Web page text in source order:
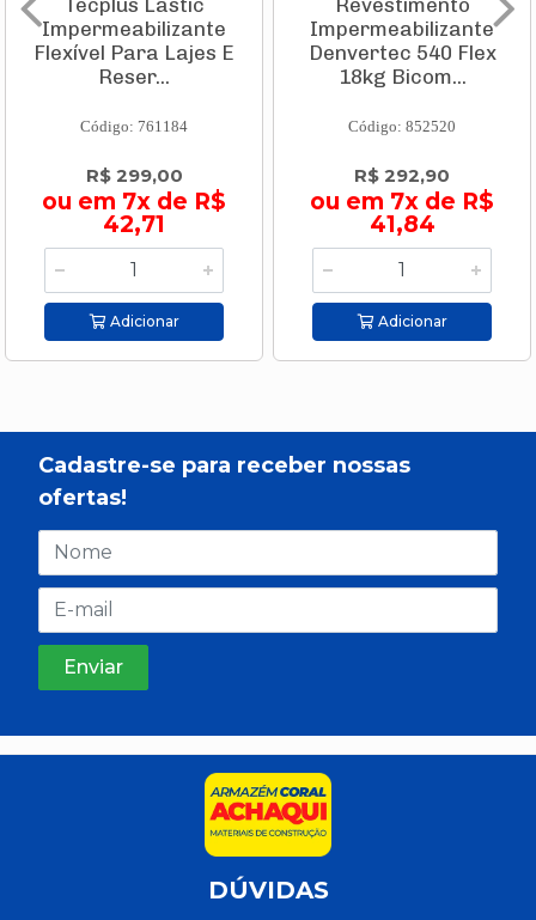
Tecplus Lastic
Impermeabilizante
Flexível Para Lajes E
Reser...
Código: 761184
R$ 299,00
ou em 7x de R$
42,71
Adicionar
Revestimento
Impermeabilizante
Denvertec 540 Flex
18kg Bicom...
Código: 852520
R$ 292,90
ou em 7x de R$
41,84
Adicionar
Cadastre-se para receber nossas
ofertas!
DÚVIDAS